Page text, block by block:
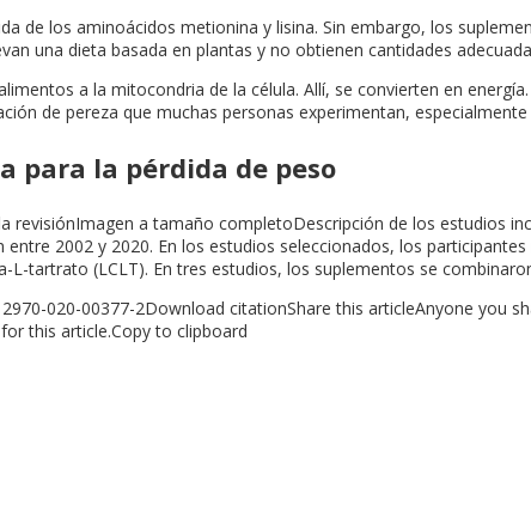
de los aminoácidos metionina y lisina. Sin embargo, los
una dieta basada en plantas y no obtienen cantidades
a la mitocondria de la célula. Allí, se convierten en
de pereza que muchas personas experimentan,
para la pérdida de peso
revisiónImagen a tamaño completoDescripción de los estudios
2002 y 2020. En los estudios seleccionados, los
tartrato (LCLT). En tres estudios, los suplementos se
020-00377-2Download citationShare this articleAnyone you
this article.Copy to clipboard